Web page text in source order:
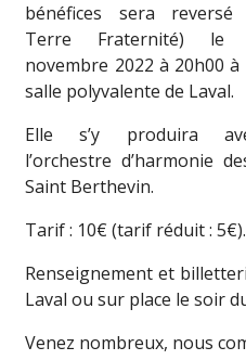
bénéfices sera reversé
Terre Fraternité) le
novembre 2022 à 20h00 à
salle polyvalente de Laval.
Elle s’y produira
l’orchestre d’harmonie
Saint Berthevin.
Tarif : 10€ (tarif réduit : 5€).
Renseignement et
Laval ou sur place le soir
Venez nombreux, nous